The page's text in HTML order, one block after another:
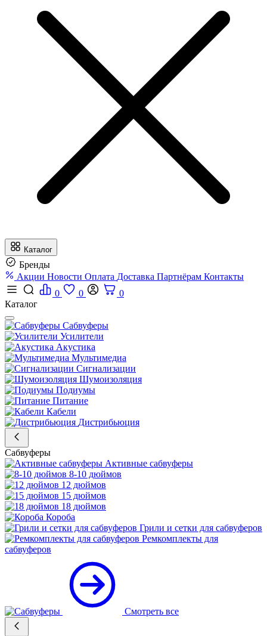
Каталог
Бренды
Акции Новости Оплата Доставка Партнёрам Контакты
0
0
0
Каталог
Сабвуферы
Усилители
Акустика
Мультимедиа
Сигнализации
Шумоизоляция
Подиумы
Питание
Кабели
Дистрибьюция
Сабвуферы
Активные сабвуферы
8-10 дюймов
12 дюймов
15 дюймов
18 дюймов
Короба
Грили и сетки для сабвуферов
Ремкомплекты для
сабвуферов
Смотреть все